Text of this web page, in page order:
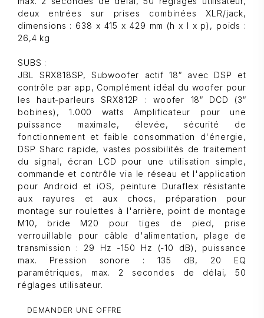
deux entrées sur prises combinées XLR/jack,
dimensions : 638 x 415 x 429 mm (h x l x p), poids :
26,4 kg
SUBS :
JBL SRX818SP, Subwoofer actif 18″ avec DSP et
contrôle par app, Complément idéal du woofer pour
les haut-parleurs SRX812P : woofer 18″ DCD (3″
bobines), 1.000 watts Amplificateur pour une
puissance maximale, élevée, sécurité de
fonctionnement et faible consommation d'énergie,
DSP Sharc rapide, vastes possibilités de traitement
du signal, écran LCD pour une utilisation simple,
commande et contrôle via le réseau et l'application
pour Android et iOS, peinture Duraflex résistante
aux rayures et aux chocs, préparation pour
montage sur roulettes à l'arrière, point de montage
M10, bride M20 pour tiges de pied, prise
verrouillable pour câble d'alimentation, plage de
transmission : 29 Hz -150 Hz (-10 dB), puissance
max. Pression sonore : 135 dB, 20 EQ
paramétriques, max. 2 secondes de délai, 50
réglages utilisateur.
DEMANDER UNE OFFRE